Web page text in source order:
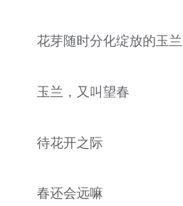
花芽随时分化绽放的玉兰
玉兰，又叫望春
待花开之际
春还会远嘛